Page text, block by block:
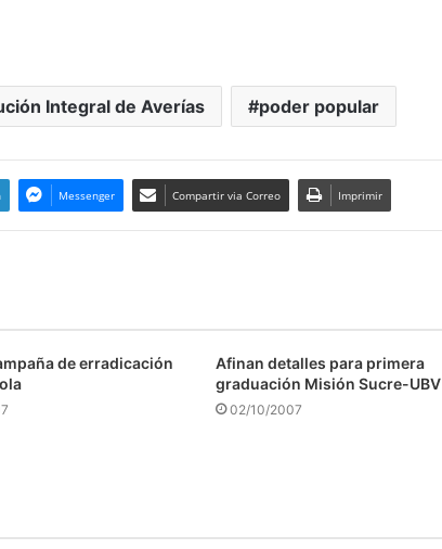
Integral de Averías poder popular
Messenger Compartir via Correo Imprimir
de erradicación
Afinan detalles para primera
graduación Misión Sucre-UBV
02/10/2007